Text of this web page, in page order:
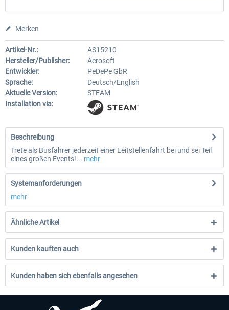
Merken
Artikel-Nr.:
AS15210
Hersteller/Publisher:
Aerosoft
Entwickler:
PeDePe GbR
Sprache:
Deutsch/English
Aktuelle Version:
STEAM
Installation via:
Beschreibung
Trete als Busfahrer jederzeit einer Leitstellenfahrt bei und sei Teil
eines großen Events!... mehr
Systemanforderungen
mehr
Ähnliche Artikel
Kunden kauften auch
Kunden haben sich ebenfalls angesehen